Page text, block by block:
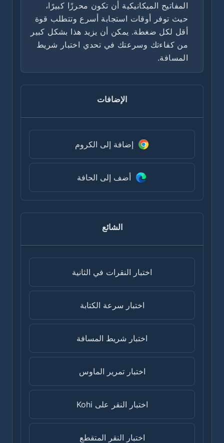
المفاتيح الميكانيكية أن تكون محرزًا كبيرًا،
حيث توفر أوقات استجابة أسرع وتتطلب قوة
أقل لكل ضغطة. يمكن أن يزيد هذا بشكل كبير
من كفاءتك وسرعتك في تحدي اختبار شريط
المسافة.
الإضافات
إضافة إلى الكروم
أضف إلى الحافة
الشائع
اختبار النقرات في الثانية
اختبار سرعة الكتابة
اختبار شريط المسافة
اختبار تمرير الماوس
اختبار النقر على Kohi
اختبار النقر المتقطع